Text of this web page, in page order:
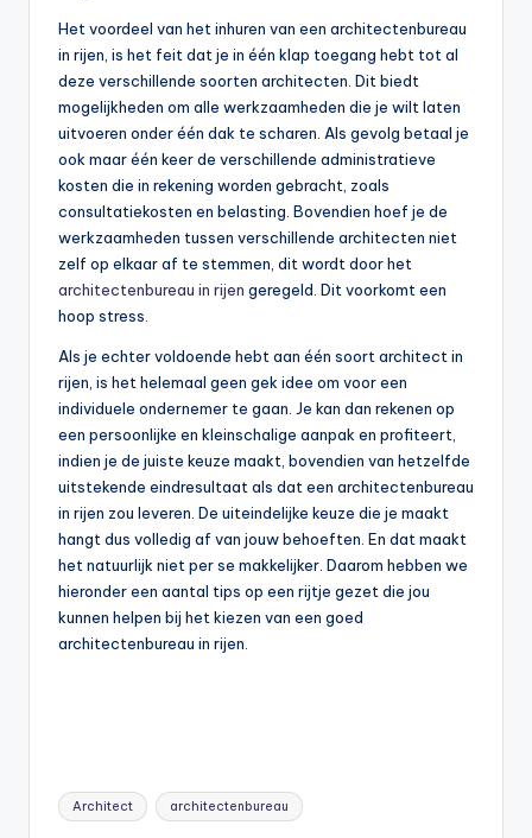
Het voordeel van het inhuren van een architectenbureau
in rijen, is het feit dat je in één klap toegang hebt tot al
deze verschillende soorten architecten. Dit biedt
mogelijkheden om alle werkzaamheden die je wilt laten
uitvoeren onder één dak te scharen. Als gevolg betaal je
ook maar één keer de verschillende administratieve
kosten die in rekening worden gebracht, zoals
consultatiekosten en belasting. Bovendien hoef je de
werkzaamheden tussen verschillende architecten niet
zelf op elkaar af te stemmen, dit wordt door het
architectenbureau in rijen geregeld. Dit voorkomt een
hoop stress.
Als je echter voldoende hebt aan één soort architect in
rijen, is het helemaal geen gek idee om voor een
individuele ondernemer te gaan. Je kan dan rekenen op
een persoonlijke en kleinschalige aanpak en profiteert,
indien je de juiste keuze maakt, bovendien van hetzelfde
uitstekende eindresultaat als dat een architectenbureau
in rijen zou leveren. De uiteindelijke keuze die je maakt
hangt dus volledig af van jouw behoeften. En dat maakt
het natuurlijk niet per se makkelijker. Daarom hebben we
hieronder een aantal tips op een rijtje gezet die jou
kunnen helpen bij het kiezen van een goed
architectenbureau in rijen.
Tags:
Architect architectenbureau